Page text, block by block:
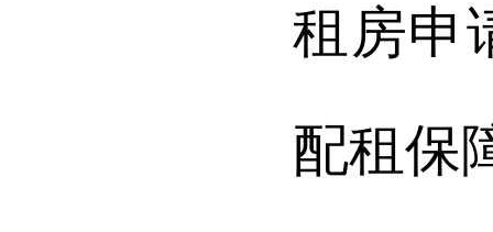
租房申
配租保